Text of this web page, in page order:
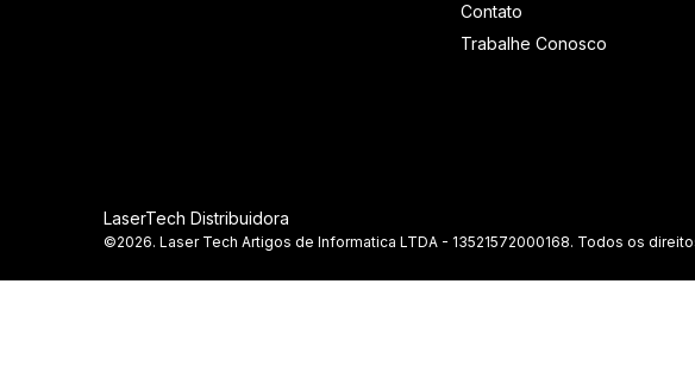
Contato
Trabalhe Conosco
LaserTech Distribuidora
©2026. Laser Tech Artigos de Informatica LTDA - 13521572000168. Todos os